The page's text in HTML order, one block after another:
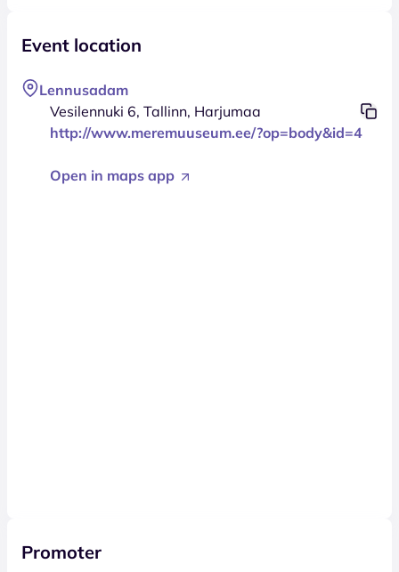
Event location
Lennusadam
Vesilennuki 6, Tallinn, Harjumaa
http://www.meremuuseum.ee/?op=body&id=4
Open in maps app
Promoter